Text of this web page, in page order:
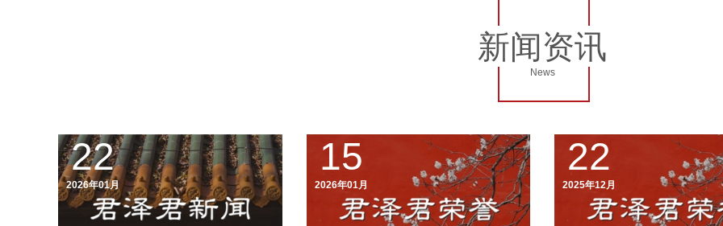
新闻资讯
News
22
2026年01月
15
2026年01月
22
2025年12月